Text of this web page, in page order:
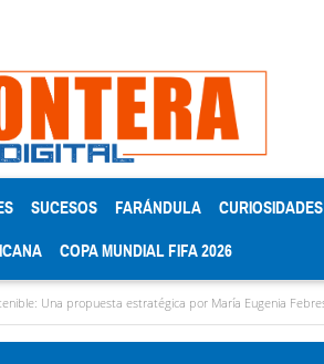
SUCESOS FARÁNDULA CURIOSIDADES
COPA MUNDIAL FIFA 2026
estratégica por María Eugenia Febres Cordero R.